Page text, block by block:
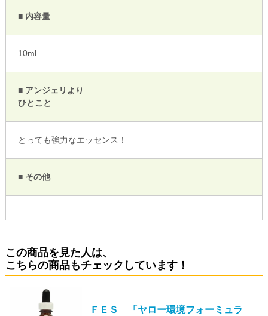
■ 内容量
10ml
■ アンジェリより
ひとこと
とっても強力なエッセンス！
■ その他
この商品を見た人は、
こちらの商品もチェックしています！
ＦＥＳ 「ヤロー環境フォーミュラ